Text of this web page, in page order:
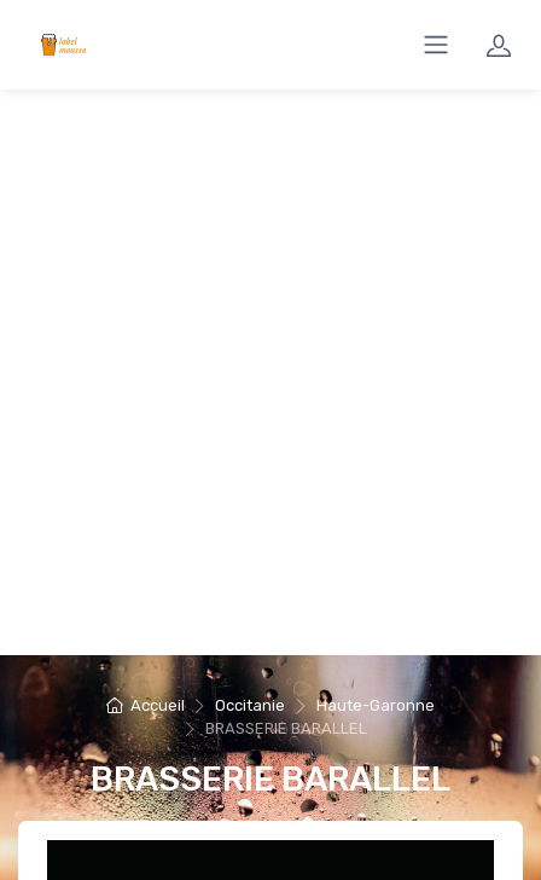
Accueil Occitanie
Haute-Garonne
BRASSERIE BARALLEL
BRASSERIE BARALLEL